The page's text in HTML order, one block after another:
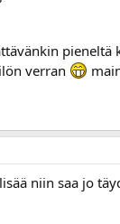
verran
niin saa jo